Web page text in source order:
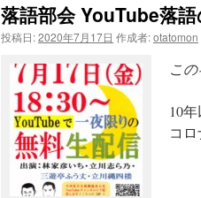
三
小
学
校
落
語
教
室
10
月
28
日
落語部会 YouTube落
投稿日:2020年7月17日 作成者:otatomon
こ
10
コ